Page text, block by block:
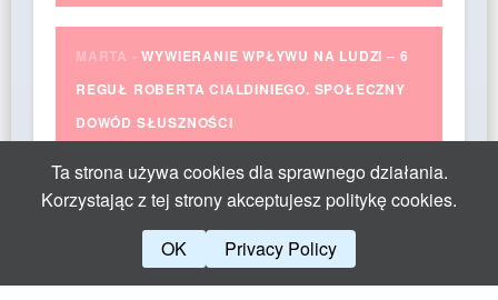
MARTA -WYWIERANIE WPŁYWU NA LUDZI – 6
REGUŁ ROBERTA CIALDINIEGO. SPOŁECZNY
DOWÓD SŁUSZNOŚCI
Ta strona używa cookies dla sprawnego działania.
Korzystając z tej strony akceptujesz politykę cookies.
OK
Privacy Policy